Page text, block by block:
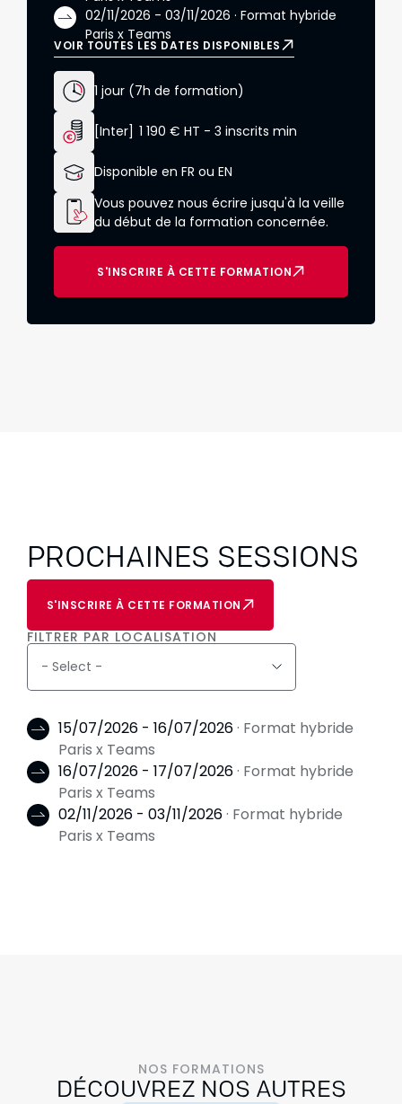
02/11/2026 - 03/11/2026 · Format hybride
Paris x Teams
VOIR TOUTES LES DATES DISPONIBLES
1 jour (7h de formation)
[Inter] 1 190 € HT - 3 inscrits min
Disponible en FR ou EN
Vous pouvez nous écrire jusqu'à la veille
du début de la formation concernée.
S'INSCRIRE À CETTE FORMATION
PROCHAINES SESSIONS
S'INSCRIRE À CETTE FORMATION
FILTRER PAR LOCALISATION
15/07/2026 - 16/07/2026· Format hybride
Paris x Teams
16/07/2026 - 17/07/2026· Format hybride
Paris x Teams
02/11/2026 - 03/11/2026· Format hybride
Paris x Teams
NOS FORMATIONS
DÉCOUVREZ NOS AUTRES